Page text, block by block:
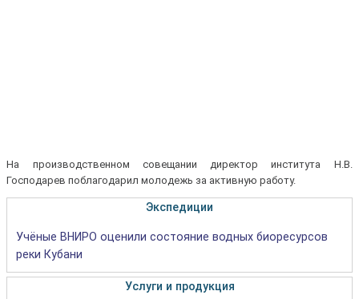
На производственном совещании директор института Н.В.
Господарев поблагодарил молодежь за активную работу.
Экспедиции
Учёные ВНИРО оценили состояние водных биоресурсов
реки Кубани
Услуги и продукция